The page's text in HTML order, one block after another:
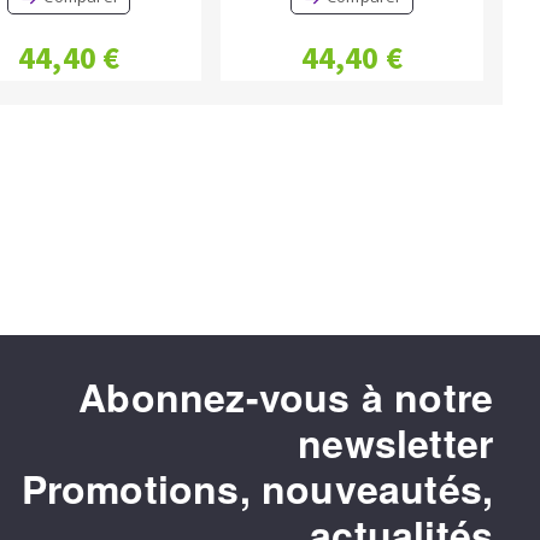
44,40 € 44,40 €
Abonnez-vous à notre
newsletter
Promotions, nouveautés,